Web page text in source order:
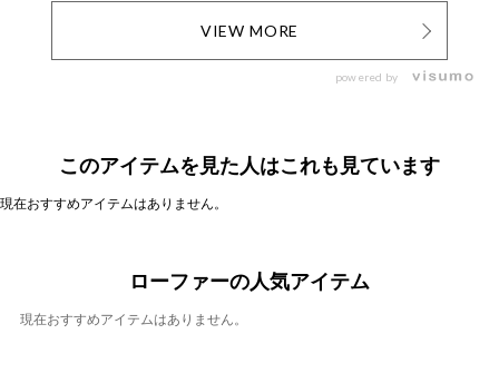
VIEW MORE
powered by
このアイテムを見た人はこれも見ています
現在おすすめアイテムはありません。
ローファーの人気アイテム
現在おすすめアイテムはありません。